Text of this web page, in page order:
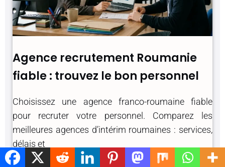
Agence recrutement Roumanie
fiable : trouvez le bon personnel
Choisissez une agence franco-roumaine fiable
pour recruter votre personnel. Comparez les
meilleures agences d’intérim roumaines : services,
délais et